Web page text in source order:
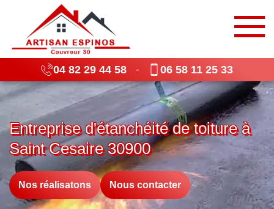
04 82 29 44 58 - 06 58 11 25 33
Entreprise d'étanchéité de toiture à
Saint Cesaire 30900
Nos réalisatons Nous contacter